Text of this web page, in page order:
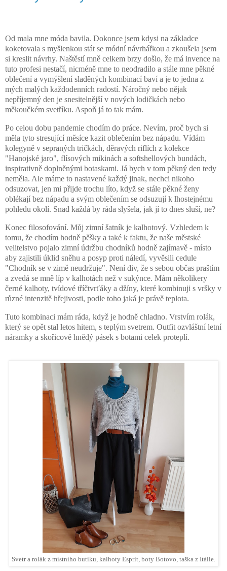
Od mala mne móda bavila. Dokonce jsem kdysi na základce
koketovala s myšlenkou stát se módní návrhářkou a zkoušela jsem
si kreslit návrhy. Naštěstí mně celkem brzy došlo, že má invence na
tuto profesi nestačí, nicméně mne to neodradilo a stále mne pěkné
oblečení a vymýšlení sladěných kombinací baví a je to jedna z
mých malých každodenních radostí. Náročný nebo nějak
nepříjemný den je snesitelnější v nových lodičkách nebo
měkoučkém svetříku. Aspoň já to tak mám.
Po celou dobu pandemie chodím do práce. Nevím, proč bych si
měla tyto stresující měsíce kazit oblečením bez nápadu. Vídám
kolegyně v sepraných tričkách, děravých riflích z kolekce
"Hanojské jaro", flísových mikinách a softshellových bundách,
inspirativně doplněnými botaskami. Já bych v tom pěkný den tedy
neměla. Ale máme to nastavené každý jinak, nechci nikoho
odsuzovat, jen mi přijde trochu líto, když se stále pěkné ženy
oblékají bez nápadu a svým oblečením se odsuzují k lhostejnému
pohledu okolí. Snad každá by ráda slyšela, jak jí to dnes sluší, ne?
Konec filosofování. Můj zimní šatník je kalhotový. Vzhledem k
tomu, že chodím hodně pěšky a také k faktu, že naše městské
velitelstvo pojalo zimní údržbu chodníků hodně zajímavě - místo
aby zajistili úklid sněhu a posyp proti náledí, vyvěsili cedule
"Chodník se v zimě neudržuje". Není div, že s sebou občas praštím
a zvedá se mně líp v kalhotách než v sukýnce. Mám několikery
černé kalhoty, tvídové tříčtvrťáky a džíny, které kombinuji s vršky v
různé intenzitě hřejivosti, podle toho jaká je právě teplota.
Tuto kombinaci mám ráda, když je hodně chladno. Vrstvím rolák,
který se opět stal letos hitem, s teplým svetrem. Outfit ozvláštní letní
náramky a skořicově hnědý pásek s botami celek proteplí.
Svetr a rolák z místního butiku, kalhoty Esprit, boty Botovo, taška z Itálie.